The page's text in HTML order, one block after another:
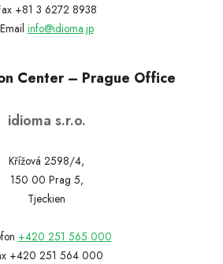
+81 3 6272 8938
Email info@idioma.jp
Center – Prague Office
idioma s.r.o.
Křížová 2598/4,
150 00 Prag 5,
Tjeckien
+420 251 565 000
+420 251 564 000